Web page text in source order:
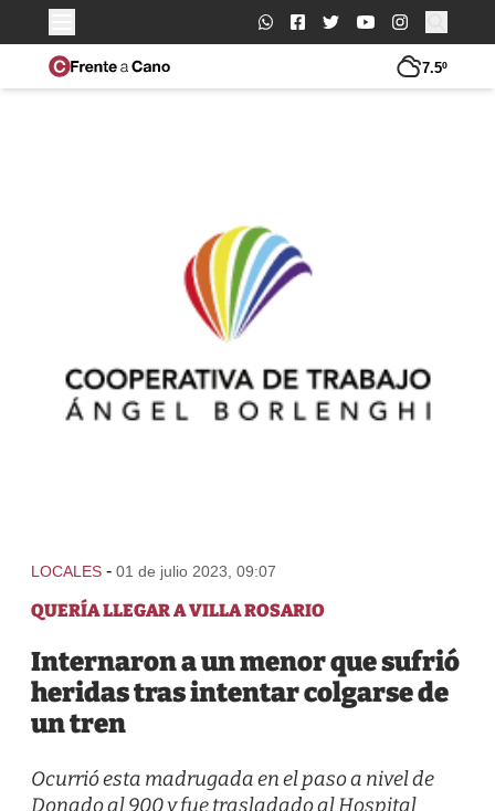
Buscar:
7.5º
LOCALES - 01 de julio 2023, 09:07
QUERÍA LLEGAR A VILLA ROSARIO
Internaron a un menor que sufrió
heridas tras intentar colgarse de
un tren
Ocurrió esta madrugada en el paso a nivel de
Donado al 900 y fue trasladado al Hospital